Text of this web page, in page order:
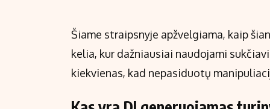
Šiame straipsnyje apžvelgiama, kaip
kelia, kur dažniausiai naudojami
kiekvienas, kad nepasiduotų